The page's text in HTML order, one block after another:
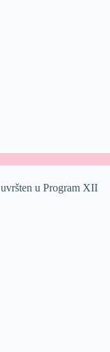
u Program XII